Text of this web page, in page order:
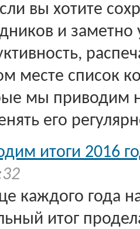
вы хотите
и заметно
месте список
мы приводим
его
итоги 2016
каждого года
итог